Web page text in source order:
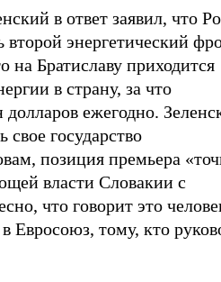
в ответ заявил, что
энергетический
Братиславу приходится
в страну, за что
ежегодно.
государство
позиция премьера
власти Словакии с
что говорит это
Евросоюз, тому, кто